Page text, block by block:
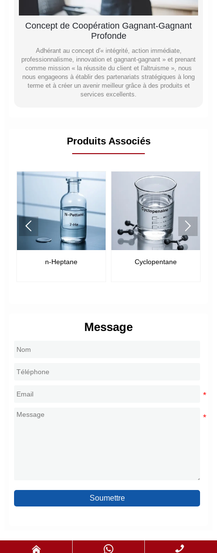
Concept de Coopération Gagnant-Gagnant
Profonde
Adhérant au concept d'« intégrité, action immédiate,
professionnalisme, innovation et gagnant-gagnant » et prenant
comme mission « la réussite du client et l'altruisme », nous
nous engageons à établir des partenariats stratégiques à long
terme et à créer un avenir meilleur grâce à des produits et
services excellents.
Produits Associés
n-Heptane Cyclopentane
 
Message
Soumettre
  